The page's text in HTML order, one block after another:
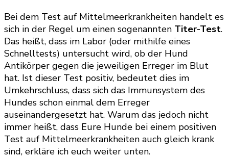
Bei dem Test auf Mittelmeerkrankheiten handelt es
sich in der Regel um einen sogenannten Titer-Test.
Das heißt, dass im Labor (oder mithilfe eines
Schnelltests) untersucht wird, ob der Hund
Antikörper gegen die jeweiligen Erreger im Blut
hat. Ist dieser Test positiv, bedeutet dies im
Umkehrschluss, dass sich das Immunsystem des
Hundes schon einmal dem Erreger
auseinandergesetzt hat. Warum das jedoch nicht
immer heißt, dass Eure Hunde bei einem positiven
Test auf Mittelmeerkrankheiten auch gleich krank
sind, erkläre ich euch weiter unten.